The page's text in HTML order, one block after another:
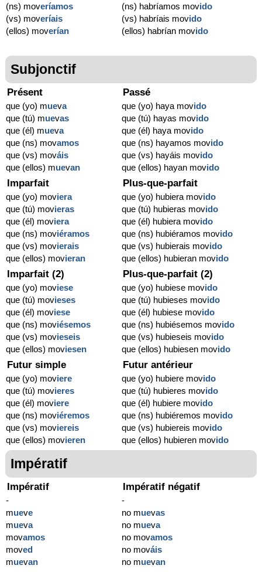
(ns) moveríamos
(vs) moveríais
(ellos) moverían
(ns) habríamos movido
(vs) habríais movido
(ellos) habrían movido
Subjonctif
Présent
que (yo) mueva
que (tú) muevas
que (él) mueva
que (ns) movamos
que (vs) mováis
que (ellos) muevan
Passé
que (yo) haya movido
que (tú) hayas movido
que (él) haya movido
que (ns) hayamos movido
que (vs) hayáis movido
que (ellos) hayan movido
Imparfait
que (yo) moviera
que (tú) movieras
que (él) moviera
que (ns) moviéramos
que (vs) movierais
que (ellos) movieran
Plus-que-parfait
que (yo) hubiera movido
que (tú) hubieras movido
que (él) hubiera movido
que (ns) hubiéramos movido
que (vs) hubierais movido
que (ellos) hubieran movido
Imparfait (2)
que (yo) moviese
que (tú) movieses
que (él) moviese
que (ns) moviésemos
que (vs) movieseis
que (ellos) moviesen
Plus-que-parfait (2)
que (yo) hubiese movido
que (tú) hubieses movido
que (él) hubiese movido
que (ns) hubiésemos movido
que (vs) hubieseis movido
que (ellos) hubiesen movido
Futur simple
que (yo) moviere
que (tú) movieres
que (él) moviere
que (ns) moviéremos
que (vs) moviereis
que (ellos) movieren
Futur antérieur
que (yo) hubiere movido
que (tú) hubieres movido
que (él) hubiere movido
que (ns) hubiéremos movido
que (vs) hubiereis movido
que (ellos) hubieren movido
Impératif
Impératif
-
mueve
mueva
movamos
moved
muevan
Impératif négatif
-
no muevas
no mueva
no movamos
no mováis
no muevan